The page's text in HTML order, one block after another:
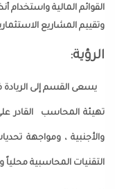
القوائم المالية واستخدام
وتقييم المشاريع الاستثمارية.
الرؤية:
يسعى القسم إلى الريادة في
تهيئة المحاسب القادر على
والأجنبية ، ومواجهة
التقنيات المحاسبية محلياً